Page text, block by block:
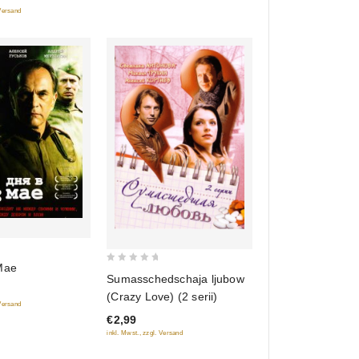
of
5
Sumasschedschaja ljubow
(Crazy Love) (2 serii)
€2,99
inkl. Mwst., zzgl. Versand